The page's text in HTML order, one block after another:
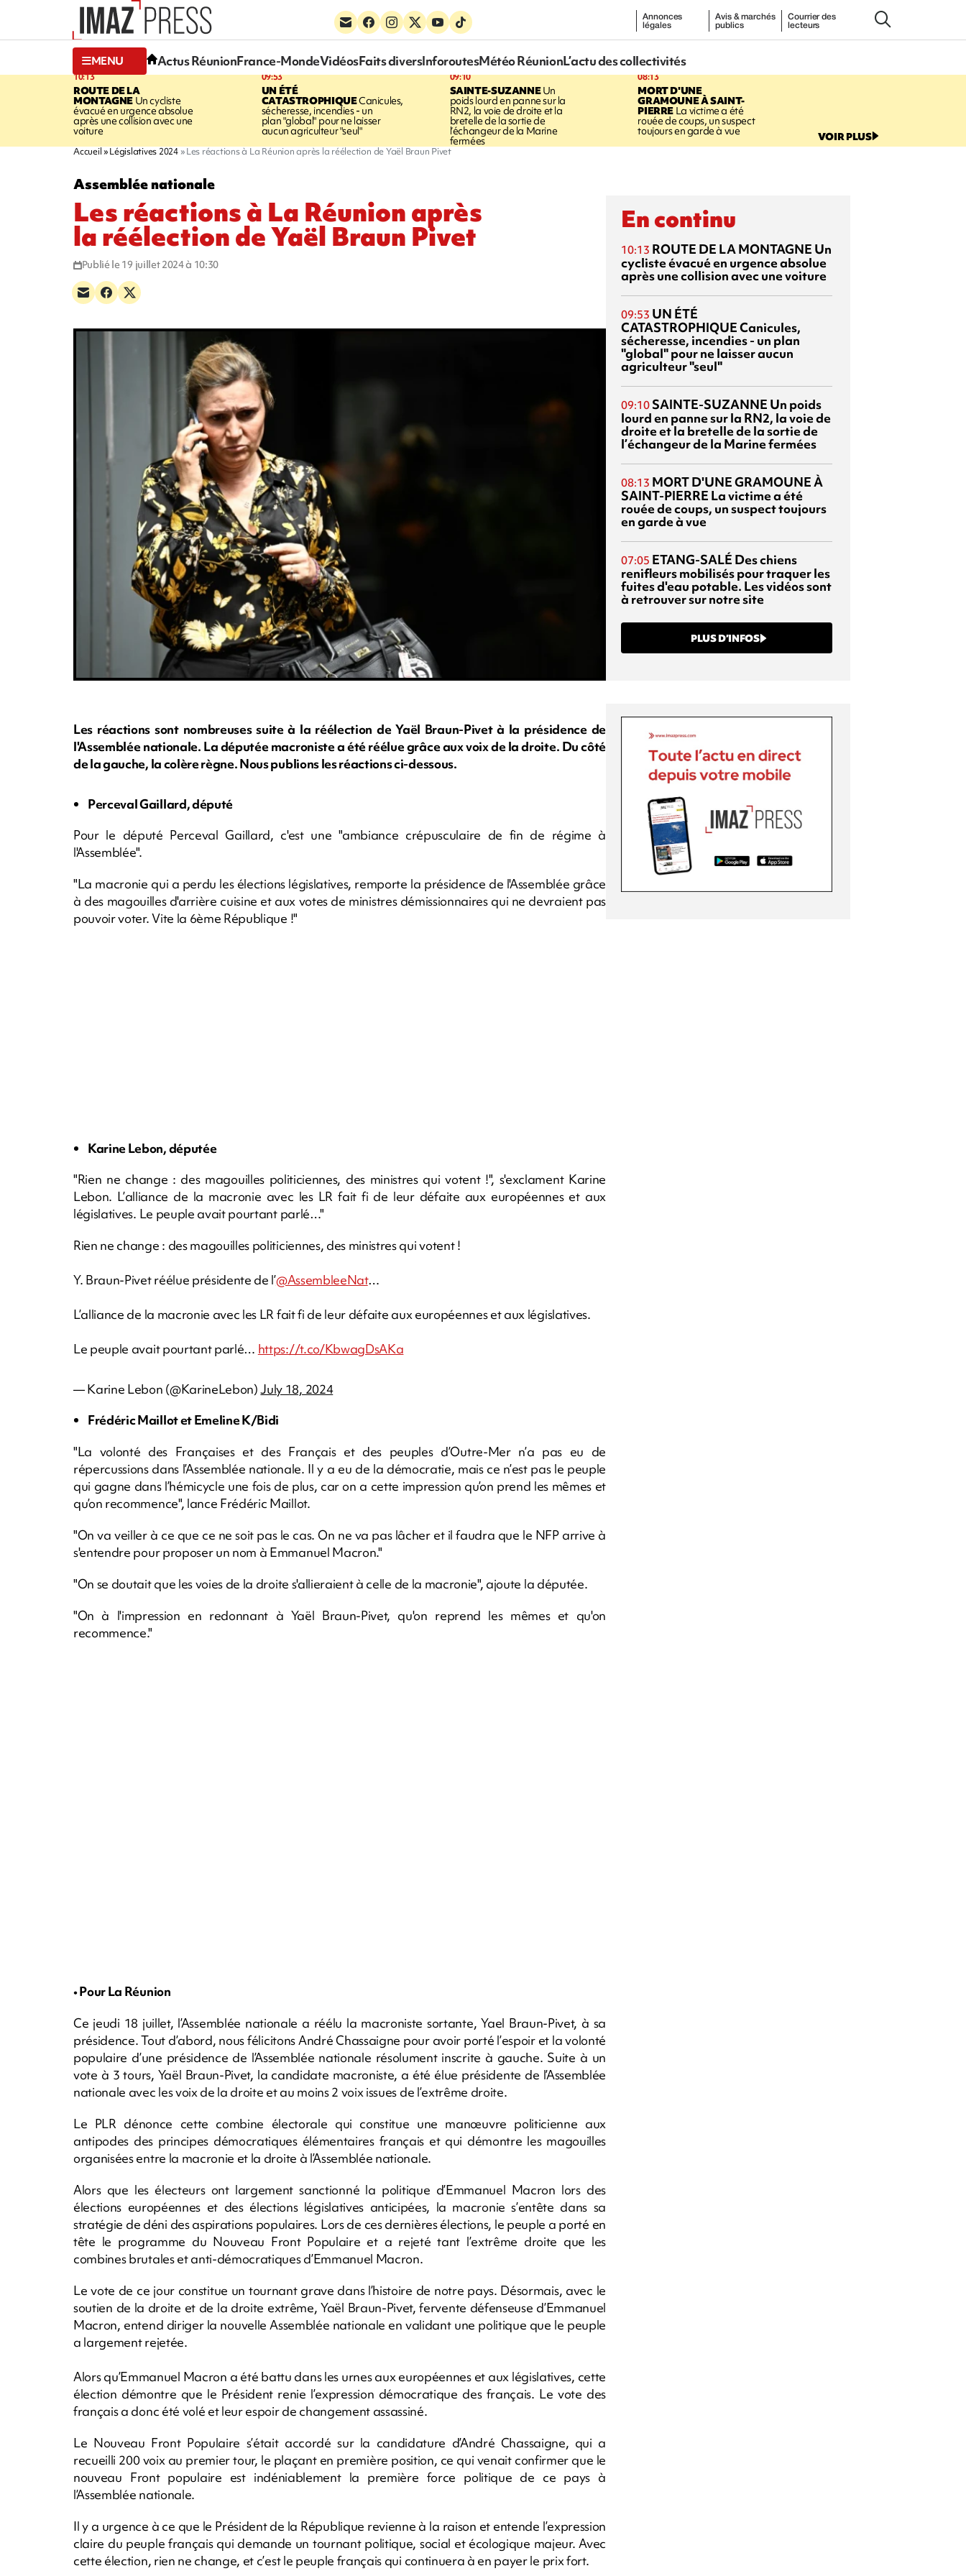
Annonces
légales
Avis & marchés
publics
Courrier des
lecteurs
MENU Actus RéunionFrance-MondeVidéosFaits diversInforoutesMétéo RéunionL’actu des collectivités
10:13
ROUTE DE LA
MONTAGNEUn cycliste
évacué en urgence absolue
après une collision avec une
voiture
09:53
UN ÉTÉ
CATASTROPHIQUECanicules,
sécheresse, incendies - un
plan "global" pour ne laisser
aucun agriculteur "seul"
09:10
SAINTE-SUZANNEUn
poids lourd en panne sur la
RN2, la voie de droite et la
bretelle de la sortie de
l’échangeur de la Marine
fermées
08:13
MORT D'UNE
GRAMOUNE À SAINT-
PIERRE La victime a été
rouée de coups, un suspect
toujours en garde à vue VOIR PLUS
Accueil Législatives 2024 Les réactions à La Réunion après la réélection de Yaël Braun Pivet
Assemblée nationale
Les réactions à La Réunion après
la réélection de Yaël Braun Pivet
Publié le 19 juillet 2024 à 10:30
Les réactions sont nombreuses suite à la réélection de Yaël Braun-Pivet à la présidence de
l'Assemblée nationale. La députée macroniste a été réélue grâce aux voix de la droite. Du côté
de la gauche, la colère règne. Nous publions les réactions ci-dessous.
Perceval Gaillard, député
Pour le député Perceval Gaillard, c'est une "ambiance crépusculaire de fin de régime à
l'Assemblée".
"La macronie qui a perdu les élections législatives, remporte la présidence de l'Assemblée grâce
à des magouilles d'arrière cuisine et aux votes de ministres démissionnaires qui ne devraient pas
pouvoir voter. Vite la 6ème République !"
Karine Lebon, députée
"Rien ne change : des magouilles politiciennes, des ministres qui votent !", s'exclament Karine
Lebon. L’alliance de la macronie avec les LR fait fi de leur défaite aux européennes et aux
législatives. Le peuple avait pourtant parlé…"
Rien ne change : des magouilles politiciennes, des ministres qui votent !
Y. Braun-Pivet réélue présidente de l’@AssembleeNat…
L’alliance de la macronie avec les LR fait fi de leur défaite aux européennes et aux législatives.
Le peuple avait pourtant parlé… https://t.co/KbwagDsAKa
— Karine Lebon (@KarineLebon)July 18, 2024
Frédéric Maillot et Emeline K/Bidi
"La volonté des Françaises et des Français et des peuples d’Outre-Mer n’a pas eu de
répercussions dans l’Assemblée nationale. Il y a eu de la démocratie, mais ce n’est pas le peuple
qui gagne dans l’hémicycle une fois de plus, car on a cette impression qu’on prend les mêmes et
qu’on recommence", lance Frédéric Maillot.
"On va veiller à ce que ce ne soit pas le cas. On ne va pas lâcher et il faudra que le NFP arrive à
s'entendre pour proposer un nom à Emmanuel Macron."
"On se doutait que les voies de la droite s'allieraient à celle de la macronie", ajoute la députée.
"On à l'impression en redonnant à Yaël Braun-Pivet, qu'on reprend les mêmes et qu'on
recommence."
• Pour La Réunion
Ce jeudi 18 juillet, l’Assemblée nationale a réélu la macroniste sortante, Yael Braun-Pivet, à sa
présidence. Tout d’abord, nous félicitons André Chassaigne pour avoir porté l’espoir et la volonté
populaire d’une présidence de l’Assemblée nationale résolument inscrite à gauche. Suite à un
vote à 3 tours, Yaël Braun-Pivet, la candidate macroniste, a été élue présidente de l’Assemblée
nationale avec les voix de la droite et au moins 2 voix issues de l’extrême droite.
Le PLR dénonce cette combine électorale qui constitue une manœuvre politicienne aux
antipodes des principes démocratiques élémentaires français et qui démontre les magouilles
organisées entre la macronie et la droite à l’Assemblée nationale.
Alors que les électeurs ont largement sanctionné la politique d’Emmanuel Macron lors des
élections européennes et des élections législatives anticipées, la macronie s’entête dans sa
stratégie de déni des aspirations populaires. Lors de ces dernières élections, le peuple a porté en
tête le programme du Nouveau Front Populaire et a rejeté tant l’extrême droite que les
combines brutales et anti-démocratiques d’Emmanuel Macron.
Le vote de ce jour constitue un tournant grave dans l’histoire de notre pays. Désormais, avec le
soutien de la droite et de la droite extrême, Yaël Braun-Pivet, fervente défenseuse d’Emmanuel
Macron, entend diriger la nouvelle Assemblée nationale en validant une politique que le peuple
a largement rejetée.
Alors qu’Emmanuel Macron a été battu dans les urnes aux européennes et aux législatives, cette
élection démontre que le Président renie l’expression démocratique des français. Le vote des
français a donc été volé et leur espoir de changement assassiné.
Le Nouveau Front Populaire s’était accordé sur la candidature d’André Chassaigne, qui a
recueilli 200 voix au premier tour, le plaçant en première position, ce qui venait confirmer que le
nouveau Front populaire est indéniablement la première force politique de ce pays à
l’Assemblée nationale.
Il y a urgence à ce que le Président de la République revienne à la raison et entende l’expression
claire du peuple français qui demande un tournant politique, social et écologique majeur. Avec
cette élection, rien ne change, et c’est le peuple français qui continuera à en payer le prix fort.
En continu
10:13 ROUTE DE LA MONTAGNE Un
cycliste évacué en urgence absolue
après une collision avec une voiture
09:53 UN ÉTÉ
CATASTROPHIQUECanicules,
sécheresse, incendies - un plan
"global" pour ne laisser aucun
agriculteur "seul"
09:10 SAINTE-SUZANNE Un poids
lourd en panne sur la RN2, la voie de
droite et la bretelle de la sortie de
l’échangeur de la Marine fermées
08:13 MORT D'UNE GRAMOUNE À
SAINT-PIERRE La victime a été
rouée de coups, un suspect toujours
en garde à vue
07:05 ETANG-SALÉ Des chiens
renifleurs mobilisés pour traquer les
fuites d'eau potable. Les vidéos sont
à retrouver sur notre site
PLUS D’INFOS